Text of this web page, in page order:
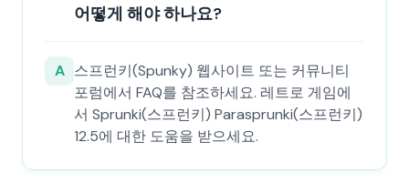
어떻게 해야 하나요?
A 스프런키(Spunky) 웹사이트 또는 커뮤니티
포럼에서 FAQ를 참조하세요. 레트로 게임에
서 Sprunki(스프런키) Parasprunki(스프런키)
12.5에 대한 도움을 받으세요.